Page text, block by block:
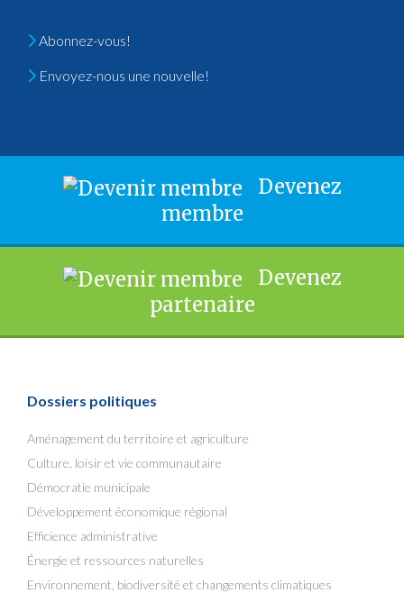
Abonnez-vous!
Envoyez-nous une nouvelle!
Devenez
membre
Devenez
partenaire
Dossiers politiques
Aménagement du territoire et agriculture
Culture, loisir et vie communautaire
Démocratie municipale
Développement économique régional
Efficience administrative
Énergie et ressources naturelles
Environnement, biodiversité et changements climatiques